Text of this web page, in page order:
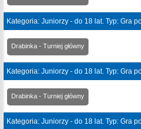
Kategoria: Juniorzy - do 18 lat. Typ: Gra
Drabinka - Turniej główny
Kategoria: Juniorzy - do 18 lat. Typ: Gra
Drabinka - Turniej główny
Kategoria: Juniorzy - do 18 lat. Typ: Gra